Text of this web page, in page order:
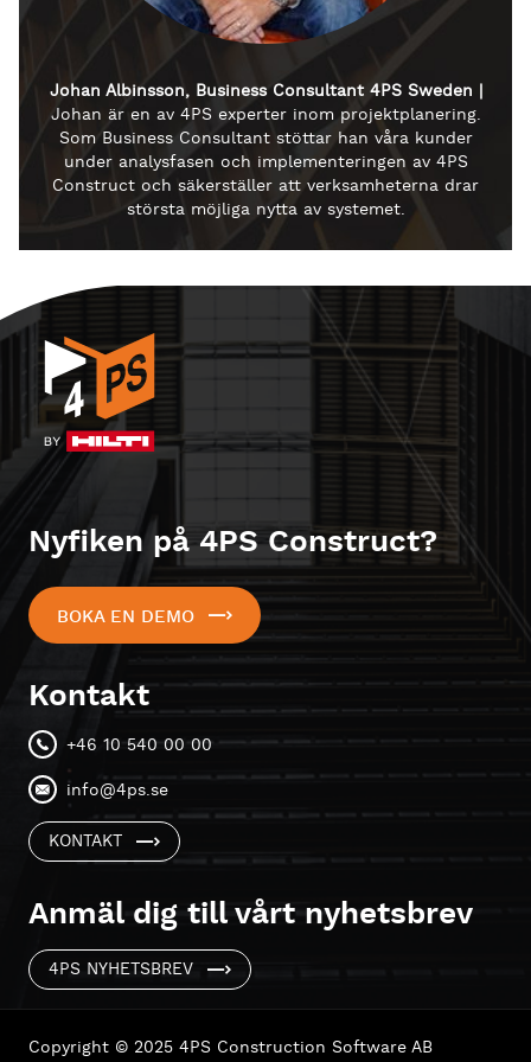
Johan Albinsson, Business Consultant 4PS Sweden |
Johan är en av 4PS experter inom projektplanering.
Som Business Consultant stöttar han våra kunder
under analysfasen och implementeringen av 4PS
Construct och säkerställer att verksamheterna drar
största möjliga nytta av systemet.
Nyfiken på 4PS Construct?
BOKA EN DEMO
Kontakt
+46 10 540 00 00
info@4ps.se
KONTAKT
Anmäl dig till vårt nyhetsbrev
4PS NYHETSBREV
Copyright © 2025 4PS Construction Software AB